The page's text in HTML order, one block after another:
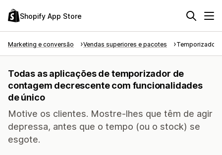
Shopify App Store
Marketing e conversão Vendas superiores e pacotes Temporizador
Todas as aplicações de temporizador de
contagem decrescente com funcionalidades
de único
Motive os clientes. Mostre-lhes que têm de agir
depressa, antes que o tempo (ou o stock) se
esgote.